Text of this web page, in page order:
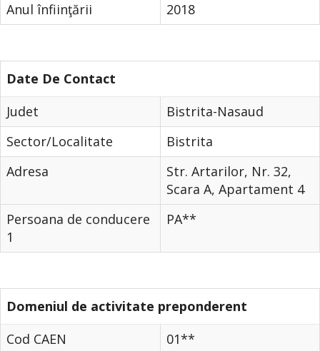
Anul înfiinţării
2018
Date De Contact
Judet
Bistrita-Nasaud
Sector/Localitate
Bistrita
Adresa
Str. Artarilor, Nr. 32,
Scara A, Apartament 4
Persoana de conducere
1
PA**
Domeniul de activitate preponderent
Cod CAEN
01**